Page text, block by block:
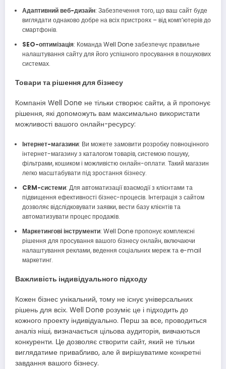
Адаптивний веб-дизайн: Забезпечення того, що ваш сайт буде
виглядати однаково добре на всіх пристроях – від комп’ютерів до
смартфонів.
SEO-оптимізація: Команда Well Done забезпечує правильне
налаштування сайту для його успішного просування в пошукових
системах.
Товари та рішення для бізнесу
Компанія Well Done не тільки створює сайти, а й пропонує
рішення, які допоможуть вам максимально використати
можливості вашого онлайн-ресурсу:
Інтернет-магазини: Ви можете замовити розробку повноцінного
інтернет-магазину з каталогом товарів, системою пошуку,
фільтрами, кошиком і можливістю онлайн-оплати. Такий магазин
легко масштабувати під зростання бізнесу.
CRM-системи: Для автоматизації взаємодії з клієнтами та
підвищення ефективності бізнес-процесів. Інтеграція з сайтом
дозволяє відслідковувати заявки, вести базу клієнтів та
автоматизувати процес продажів.
Маркетингові інструменти: Well Done пропонує комплексні
рішення для просування вашого бізнесу онлайн, включаючи
налаштування реклами, ведення соціальних мереж та e-mail
маркетинг.
Важливість індивідуального підходу
Кожен бізнес унікальний, тому не існує універсальних
рішень для всіх. Well Done розуміє це і підходить до
кожного проекту індивідуально. Перш за все, проводиться
аналіз ніші, визначається цільова аудиторія, вивчаються
конкуренти. Це дозволяє створити сайт, який не тільки
виглядатиме привабливо, але й вирішуватиме конкретні
завдання вашого бізнесу.